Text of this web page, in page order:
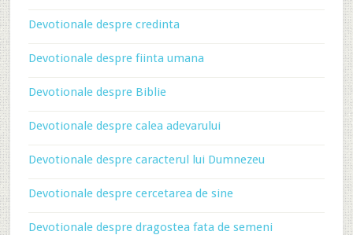
Devotionale despre credinta
Devotionale despre fiinta umana
Devotionale despre Biblie
Devotionale despre calea adevarului
Devotionale despre caracterul lui Dumnezeu
Devotionale despre cercetarea de sine
Devotionale despre dragostea fata de semeni